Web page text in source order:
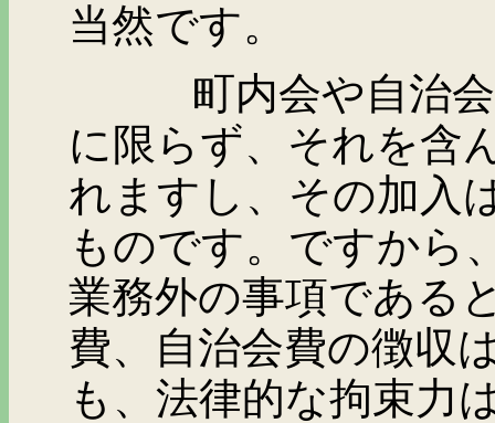
当然です。
町内会や自治会は
に限らず、それを含
れますし、その加入
ものです。ですから
業務外の事項である
費、自治会費の徴収
も、法律的な拘束力